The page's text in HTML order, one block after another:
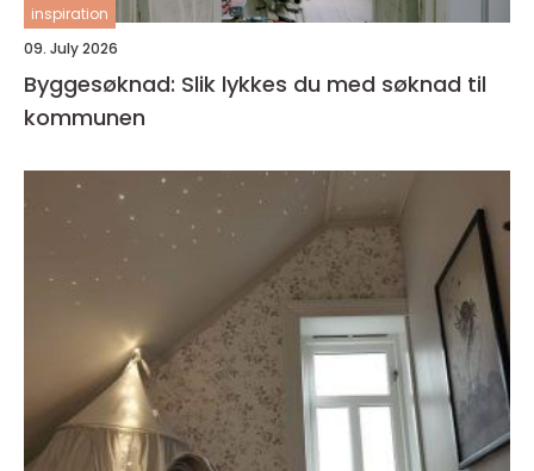
inspiration
09. July 2026
Byggesøknad: Slik lykkes du med søknad til
kommunen